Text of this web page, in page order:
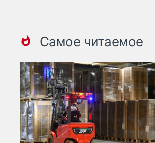
Самое читаемое